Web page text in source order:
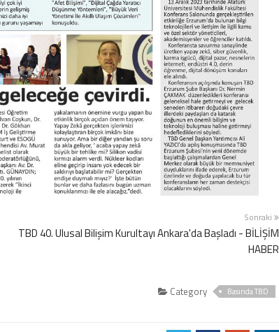
Sonraki
TBD 40. Ulusal Bilişim Kurultayı Ankara'da Başladı - BİLİŞİM
HABER
Category Basında TBD